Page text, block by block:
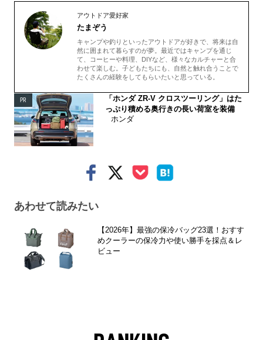
アウトドア愛好家
たまぞう
キャンプや釣りといったアウトドアが好きで、将来は自
然に囲まれて暮らすのが夢。最近ではキャンプを通じ
て、コーヒーや料理、DIYなど、様々なカルチャーと合
わせて楽しむ。子どもたちにも、自然と触れ合うことで
たくさんの経験をしてもらいたいと思っている。
PR
「ホンダ ZR-V クロスツーリング」はた
っぷり積める奥行きの長い荷室を装備
ホンダ
あわせて読みたい
【2026年】最強の保冷バッグ23選！おすす
めクーラーの保冷力や使い勝手を採点＆レ
ビュー